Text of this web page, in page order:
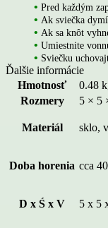
• Pred každým
• Ak sviečka
• Ak sa knôt
• Umiestnite
• Sviečku
Ďalšie informácie
Hmotnosť
0.48
Rozmery
5 × 5
Materiál sklo,
Doba horenia cca
D x Ś x V 5 x 5